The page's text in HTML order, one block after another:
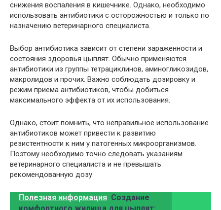
снижения воспаления в кишечнике. Однако, необходимо
использовать антибиотики с осторожностью и только по
назначению ветеринарного специалиста.
Выбор антибиотика зависит от степени зараженности и
состояния здоровья цыплят. Обычно применяются
антибиотики из группы тетрациклинов, аминогликозидов,
макролидов и прочих. Важно соблюдать дозировку и
режим приема антибиотиков, чтобы добиться
максимального эффекта от их использования.
Однако, стоит помнить, что неправильное использование
антибиотиков может привести к развитию
резистентности к ним у патогенных микроорганизмов.
Поэтому необходимо точно следовать указаниям
ветеринарного специалиста и не превышать
рекомендованную дозу.
Полезная информация Создание